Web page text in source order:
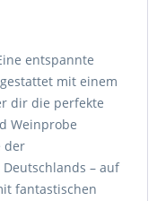
entspannte
mit einem
dir die perfekte
Weinprobe
der
– auf
fantastischen